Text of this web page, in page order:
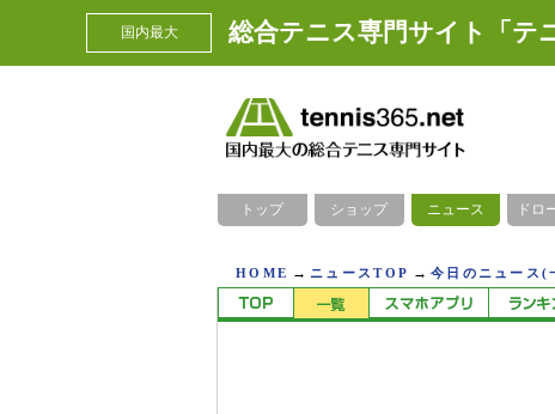
国内最大 総合テニス専門サイト「テ
トップ ショップ ニュース ドロ
HOME → ニュースTOP →今日のニュース(